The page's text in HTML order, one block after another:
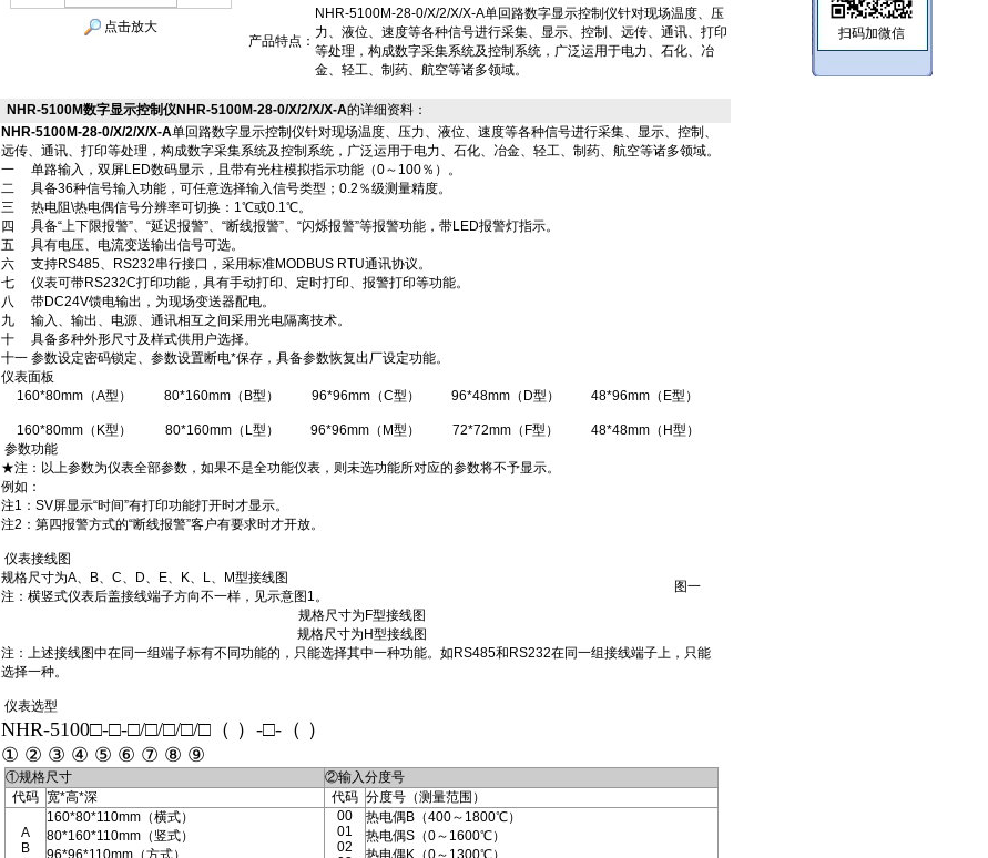
点击放大
产品特点：
NHR-5100M-28-0/X/2/X/X-A单回路数字显示控制仪针对现场温度、压
力、液位、速度等各种信号进行采集、显示、控制、远传、通讯、打印
等处理，构成数字采集系统及控制系统，广泛运用于电力、石化、冶
金、轻工、制药、航空等诸多领域。
NHR-5100M数字显示控制仪NHR-5100M-28-0/X/2/X/X-A的详细资料：
NHR-5100M-28-0/X/2/X/X-A单回路数字显示控制仪针对现场温度、压力、液位、速度等各种信号进行采集、显示、控制、
远传、通讯、打印等处理，构成数字采集系统及控制系统，广泛运用于电力、石化、冶金、轻工、制药、航空等诸多领域。
一 单路输入，双屏LED数码显示，且带有光柱模拟指示功能（0～100％）。
二 具备36种信号输入功能，可任意选择输入信号类型；0.2％级测量精度。
三 热电阻\热电偶信号分辨率可切换：1℃或0.1℃。
四 具备“上下限报警”、“延迟报警”、“断线报警”、“闪烁报警”等报警功能，带LED报警灯指示。
五 具有电压、电流变送输出信号可选。
六 支持RS485、RS232串行接口，采用标准MODBUS RTU通讯协议。
七 仪表可带RS232C打印功能，具有手动打印、定时打印、报警打印等功能。
八 带DC24V馈电输出，为现场变送器配电。
九 输入、输出、电源、通讯相互之间采用光电隔离技术。
十 具备多种外形尺寸及样式供用户选择。
十一 参数设定密码锁定、参数设置断电*保存，具备参数恢复出厂设定功能。
仪表面板
160*80mm（A型）
80*160mm（B型） 96*96mm（C型） 96*48mm（D型） 48*96mm（E型）
160*80mm（K型） 80*160mm（L型） 96*96mm（M型） 72*72mm（F型）
48*48mm（H型）
参数功能
★注：以上参数为仪表全部参数，如果不是全功能仪表，则未选功能所对应的参数将不予显示。
例如：
注1：SV屏显示“时间”有打印功能打开时才显示。
注2：第四报警方式的“断线报警”客户有要求时才开放。
仪表接线图
规格尺寸为A、B、C、D、E、K、L、M型接线图
注：横竖式仪表后盖接线端子方向不一样，见示意图1。
图一
规格尺寸为F型接线图
规格尺寸为H型接线图
注：上述接线图中在同一组端子标有不同功能的，只能选择其中一种功能。如RS485和RS232在同一组接线端子上，只能
选择一种。
仪表选型
NHR-5100□-□-□/□/□/□/□（ ）-□-（ ）
① ② ③ ④ ⑤ ⑥ ⑦ ⑧ ⑨
①规格尺寸
②输入分度号
代码 宽*高*深 代码 分度号（测量范围）
A
B
160*80*110mm（横式）
80*160*110mm（竖式）
96*96*110mm（方式）
00
01
02
热电偶B（400～1800℃）
热电偶S（0～1600℃）
热电偶K（0～1300℃）
扫码加微信